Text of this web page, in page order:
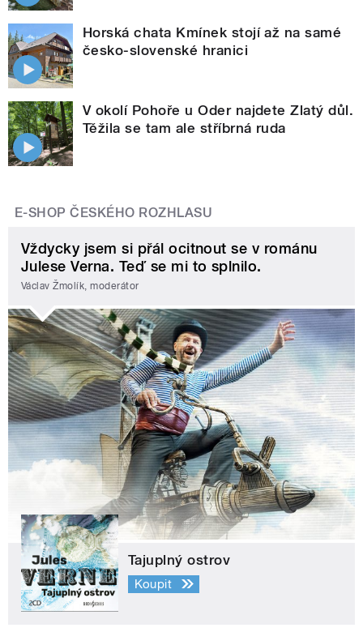
Horská chata Kmínek stojí až na samé
česko-slovenské hranici
V okolí Pohoře u Oder najdete Zlatý důl.
Těžila se tam ale stříbrná ruda
E-SHOP ČESKÉHO ROZHLASU
Vždycky jsem si přál ocitnout se v románu
Julese Verna. Teď se mi to splnilo.
Václav Žmolík, moderátor
Tajuplný ostrov
Koupit